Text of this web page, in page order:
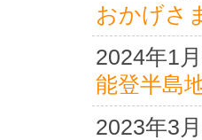
おかげさ
2024年1
能登半島
2023年3